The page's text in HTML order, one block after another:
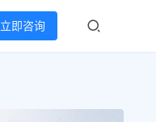
立即咨询